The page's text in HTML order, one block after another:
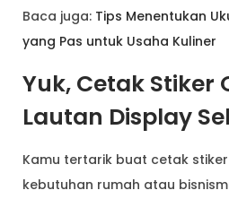
Baca juga: Tips Menentukan
yang Pas untuk Usaha Kuliner
Yuk, Cetak Stiker
Lautan Display
Kamu tertarik buat cetak
kebutuhan rumah atau